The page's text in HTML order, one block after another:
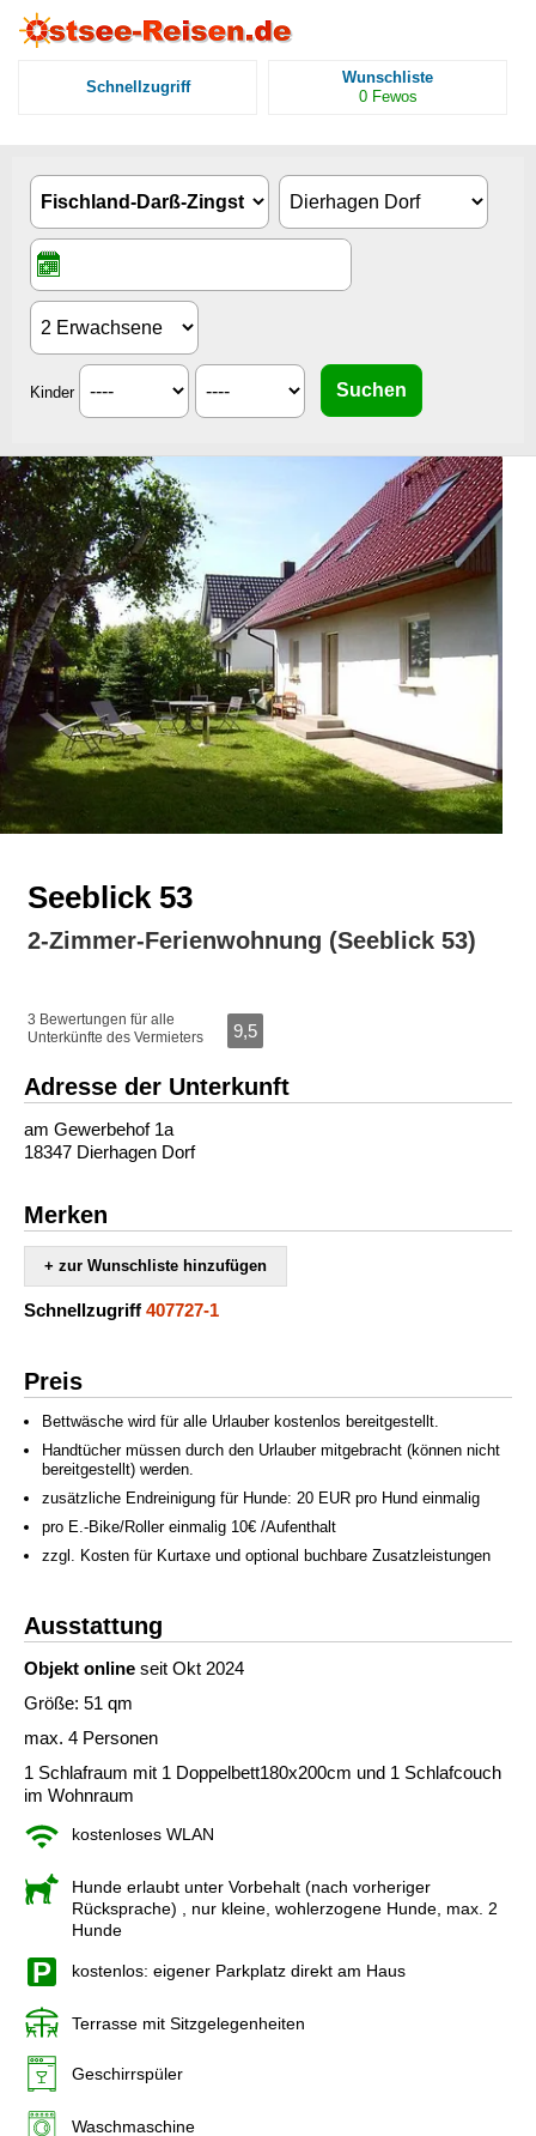
Schnellzugriff
Wunschliste
0 Fewos
Kinder
Seeblick 53
2-Zimmer-Ferienwohnung (Seeblick 53)
3 Bewertungen für alle
Unterkünfte des Vermieters
9,5
Adresse der Unterkunft
am Gewerbehof 1a
18347 Dierhagen Dorf
Merken
+ zur Wunschliste hinzufügen
Schnellzugriff 407727-1
Preis
Bettwäsche wird für alle Urlauber kostenlos bereitgestellt.
Handtücher müssen durch den Urlauber mitgebracht (können nicht
bereitgestellt) werden.
zusätzliche Endreinigung für Hunde: 20 EUR pro Hund einmalig
pro E.-Bike/Roller einmalig 10€ /Aufenthalt
zzgl. Kosten für Kurtaxe und optional buchbare Zusatzleistungen
Ausstattung
Objekt online seit Okt 2024
Größe: 51 qm
max. 4 Personen
1 Schlafraum mit 1 Doppelbett180x200cm und 1 Schlafcouch
im Wohnraum
kostenloses WLAN
Hunde erlaubt unter Vorbehalt (nach vorheriger
Rücksprache) , nur kleine, wohlerzogene Hunde, max. 2
Hunde
kostenlos: eigener Parkplatz direkt am Haus
Terrasse mit Sitzgelegenheiten
Geschirrspüler
Waschmaschine